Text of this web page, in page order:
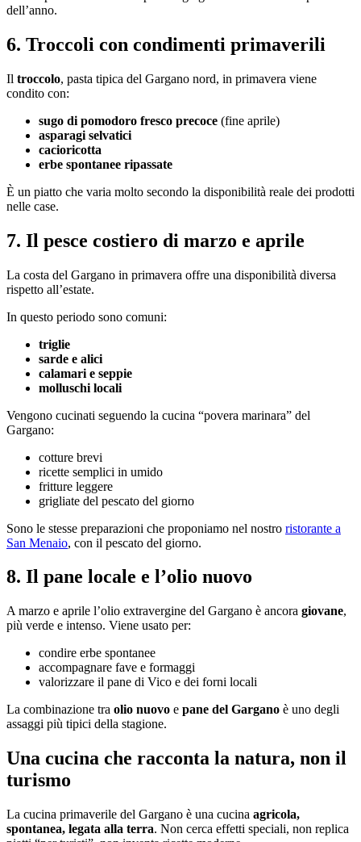
dell’anno.
6. Troccoli con condimenti primaverili
Il troccolo, pasta tipica del Gargano nord, in primavera viene
condito con:
sugo di pomodoro fresco precoce (fine aprile)
asparagi selvatici
cacioricotta
erbe spontanee ripassate
È un piatto che varia molto secondo la disponibilità reale dei prodotti
nelle case.
7. Il pesce costiero di marzo e aprile
La costa del Gargano in primavera offre una disponibilità diversa
rispetto all’estate.
In questo periodo sono comuni:
triglie
sarde e alici
calamari e seppie
molluschi locali
Vengono cucinati seguendo la cucina “povera marinara” del
Gargano:
cotture brevi
ricette semplici in umido
fritture leggere
grigliate del pescato del giorno
Sono le stesse preparazioni che proponiamo nel nostro ristorante a
San Menaio, con il pescato del giorno.
8. Il pane locale e l’olio nuovo
A marzo e aprile l’olio extravergine del Gargano è ancora giovane,
più verde e intenso. Viene usato per:
condire erbe spontanee
accompagnare fave e formaggi
valorizzare il pane di Vico e dei forni locali
La combinazione tra olio nuovo e pane del Gargano è uno degli
assaggi più tipici della stagione.
Una cucina che racconta la natura, non il
turismo
La cucina primaverile del Gargano è una cucina agricola,
spontanea, legata alla terra. Non cerca effetti speciali, non replica